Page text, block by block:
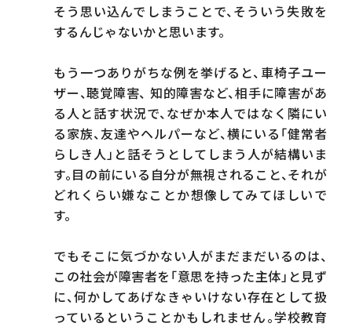
そう思い込んでしまうことで、そういう失敗を
するんじゃないかと思います。
もう一つありがちな例を挙げると、車椅子ユー
ザー、聴覚障害、 知的障害など、相手に障害があ
る人と話す状況で、なぜか本人ではなく隣にい
る家族、友達やヘルパーなど、横にいる「健常者
らしき人」と話そうとしてしまう人が結構いま
す。目の前にいる自分が無視されること、それが
どれくらい嫌なことか想像してみてほしいで
す。
でもそこに気づかない人がまだまだいるのは、
この社会が障害者を「意思を持った主体」と見ず
に、何かしてあげなきゃいけない存在として扱
っているということかもしれません。学校教育